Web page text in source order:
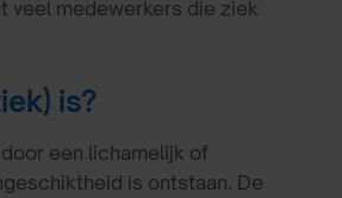
veel medewerkers die ziek
is?
een lichamelijk of
is ontstaan. De